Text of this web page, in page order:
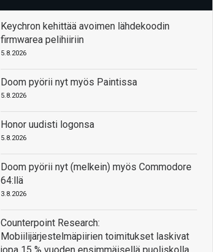
Keychron kehittää avoimen lähdekoodin
firmwarea pelihiiriin
5.8.2026
Doom pyörii nyt myös Paintissa
5.8.2026
Honor uudisti logonsa
5.8.2026
Doom pyörii nyt (melkein) myös Commodore
64:llä
3.8.2026
Counterpoint Research:
Mobiilijärjestelmäpiirien toimitukset laskivat